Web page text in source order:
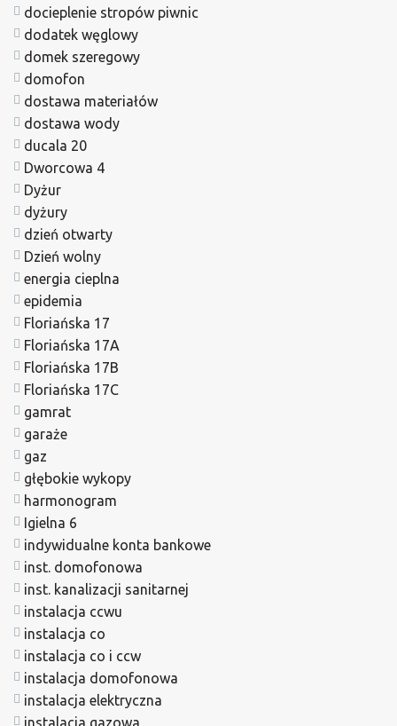
docieplenie stropów piwnic
dodatek węglowy
domek szeregowy
domofon
dostawa materiałów
dostawa wody
ducala 20
Dworcowa 4
Dyżur
dyżury
dzień otwarty
Dzień wolny
energia cieplna
epidemia
Floriańska 17
Floriańska 17A
Floriańska 17B
Floriańska 17C
gamrat
garaże
gaz
głębokie wykopy
harmonogram
Igielna 6
indywidualne konta bankowe
inst. domofonowa
inst. kanalizacji sanitarnej
instalacja ccwu
instalacja co
instalacja co i ccw
instalacja domofonowa
instalacja elektryczna
instalacja gazowa